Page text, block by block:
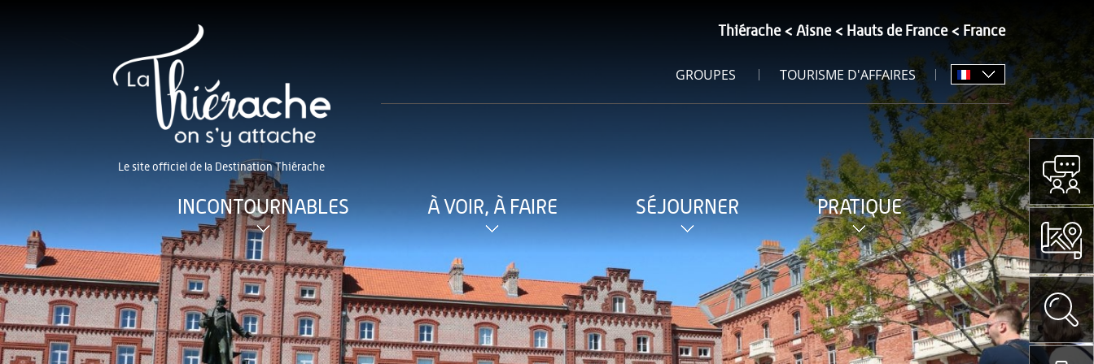
Le site officiel de la Destination Thiérache
Thiérache Aisne Hauts de France France
GROUPES TOURISME D'AFFAIRES
INCONTOURNABLES À VOIR, À FAIRE SÉJOURNER PRATIQUE